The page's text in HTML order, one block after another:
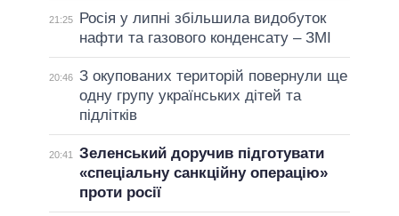
21:25
Росія у липні збільшила видобуток
нафти та газового конденсату – ЗМІ
20:46 З окупованих територій повернули ще
одну групу українських дітей та
підлітків
20:41
Зеленський доручив підготувати
«спеціальну санкційну операцію»
проти росії